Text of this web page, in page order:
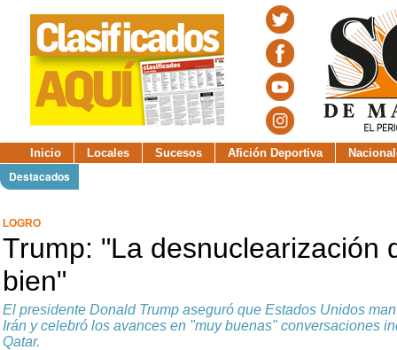
Inicio Locales Sucesos Afición Deportiva
Destacados
LOGRO
Trump: "La desnuclearización
bien"
El presidente Donald Trump aseguró que Estados Unidos
Irán y celebró los avances en "muy buenas" conversaciones
Qatar.